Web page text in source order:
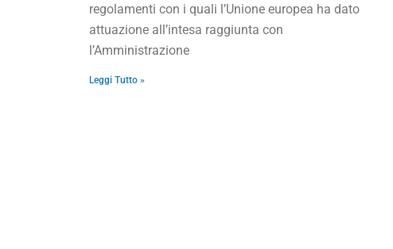
regolamenti con i quali l’Unione europea ha dato
attuazione all’intesa raggiunta con
l’Amministrazione
Leggi Tutto »